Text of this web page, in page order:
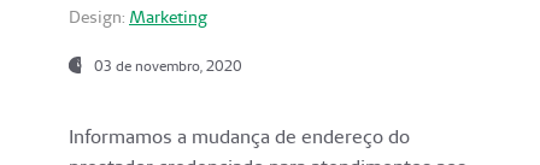
Design: Marketing
03 de novembro, 2020
Informamos a mudança de endereço do